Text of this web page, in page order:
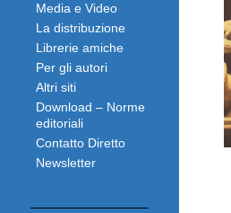
Media e Video
La distribuzione
Librerie amiche
Per gli autori
Altri siti
Download – Norme
editoriali
Contatto Diretto
Newsletter